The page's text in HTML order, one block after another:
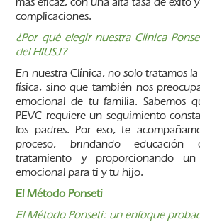
complicaciones.
¿Por qué elegir nuestra Clínica
del HIUSJ?
En nuestra Clínica, no solo tratamos
física, sino que también nos
emocional de tu familia. Sabemos
PEVC requiere un seguimiento
los padres. Por eso, te
proceso, brindando
tratamiento y proporcionando
emocional para ti y tu hijo.
El Método Ponseti
El Método Ponseti: un enfoque